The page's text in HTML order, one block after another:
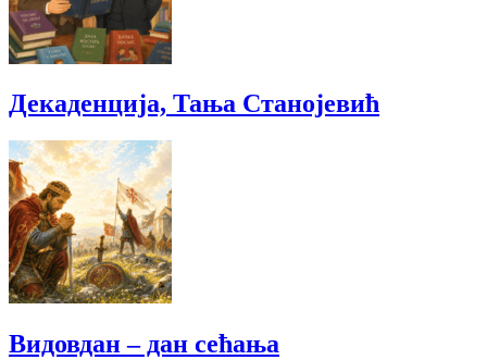
Декаденција, Тања Станојевић
Видовдан – дан сећања